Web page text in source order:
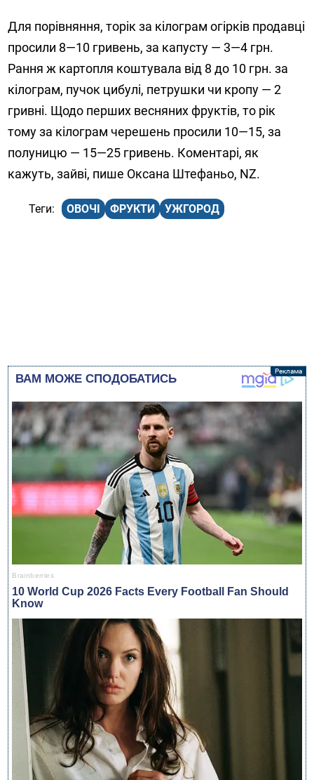
Для порівняння, торік за кілограм огірків продавці
просили 8—10 гривень, за капусту — 3—4 грн.
Рання ж картопля коштувала від 8 до 10 грн. за
кілограм, пучок цибулі, петрушки чи кропу — 2
гривні. Щодо перших весняних фруктів, то рік
тому за кілограм черешень просили 10—15, за
полуницю — 15—25 гривень. Коментарі, як
кажуть, зайві, пише Оксана Штефаньо, NZ.
ОВОЧІ ФРУКТИ УЖГОРОД